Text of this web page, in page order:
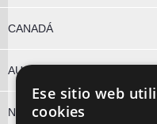
CANADÁ
AUSTRALIA
NUEVA ZELANDA
Ese sitio web
cookies